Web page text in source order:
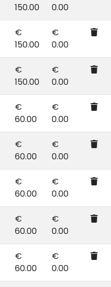
150.00
0.00
€
150.00
€
0.00
€
150.00
€
0.00
€
60.00
€
0.00
€
60.00
€
0.00
€
60.00
€
0.00
€
60.00
€
0.00
€
60.00
€
0.00